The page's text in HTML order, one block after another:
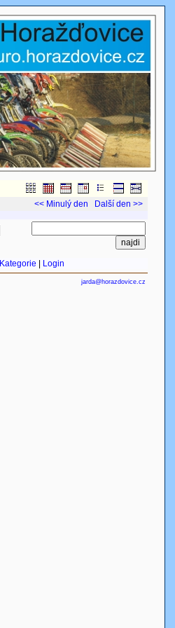
<< Minulý den Další den >>
Kategorie Login
jarda@horazdovice.cz